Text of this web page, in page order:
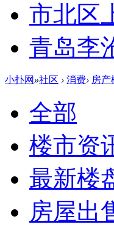
市北区
青岛李
小扑网 »社区 › 消费› 房产
全部
楼市资
最新楼
房屋出